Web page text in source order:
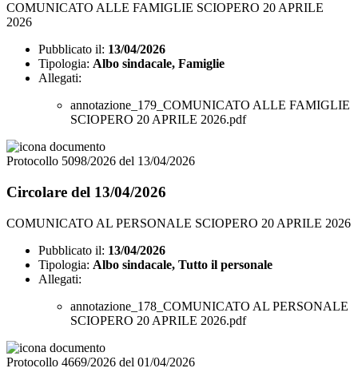
COMUNICATO ALLE FAMIGLIE SCIOPERO 20 APRILE
2026
Pubblicato il: 13/04/2026
Tipologia: Albo sindacale, Famiglie
Allegati:
annotazione_179_COMUNICATO ALLE FAMIGLIE
SCIOPERO 20 APRILE 2026.pdf
Protocollo 5098/2026 del 13/04/2026
Circolare del 13/04/2026
COMUNICATO AL PERSONALE SCIOPERO 20 APRILE 2026
Pubblicato il: 13/04/2026
Tipologia: Albo sindacale, Tutto il personale
Allegati:
annotazione_178_COMUNICATO AL PERSONALE
SCIOPERO 20 APRILE 2026.pdf
Protocollo 4669/2026 del 01/04/2026